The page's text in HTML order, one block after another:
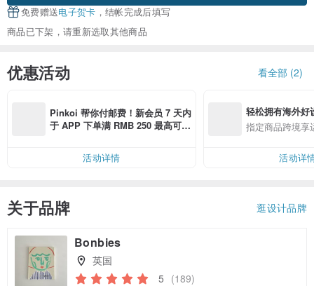
免费赠送电子贺卡 ，结帐完成后填写
商品已下架，请重新选取其他商品
优惠活动 看全部 (2)
Pinkoi 帮你付邮费！新会员 7 天内
于 APP 下单满 RMB 250 最高可折
活动详情
轻松拥有海外好
指定商品跨境享
活动详
关于品牌 逛设计品牌
Bonbies
英国
5 (189)